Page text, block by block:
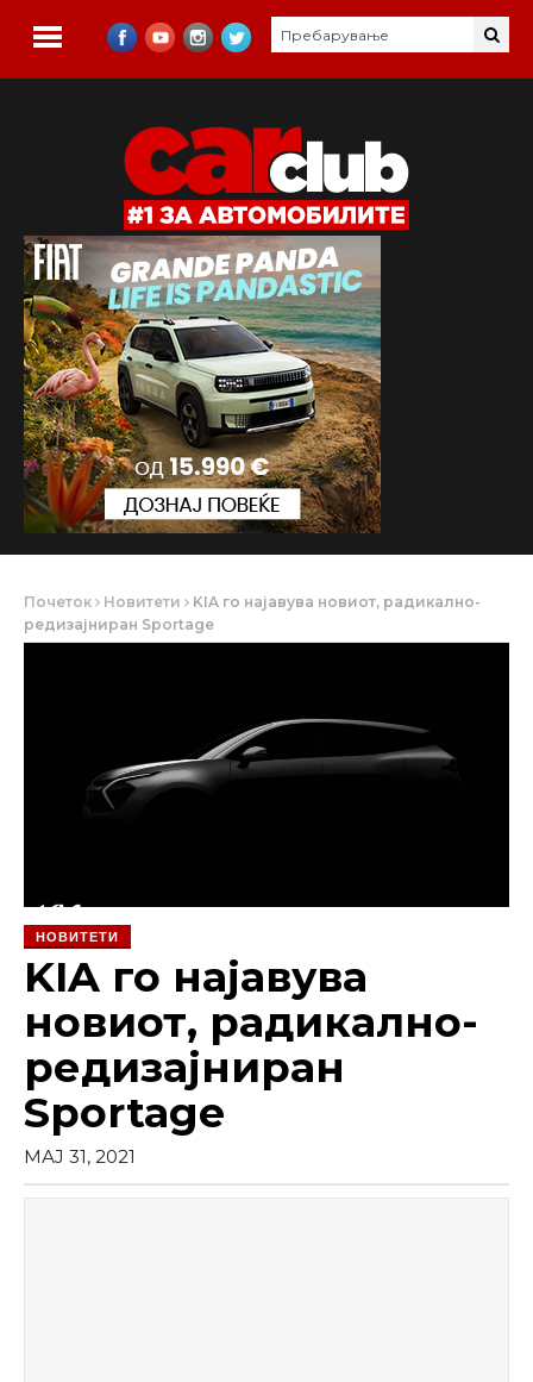
Почеток Новитети
KIA го најавува новиот, радикално-
редизајниран Sportage
НОВИТЕТИ
KIA го најавува
новиот, радикално-
редизајниран
Sportage
МАЈ 31, 2021